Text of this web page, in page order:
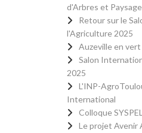
d'Arbres et
Retour sur le
l'Agriculture 2025
Auzeville en vert
Salon
2025
L'INP-
International
Colloque
Le projet Avenir